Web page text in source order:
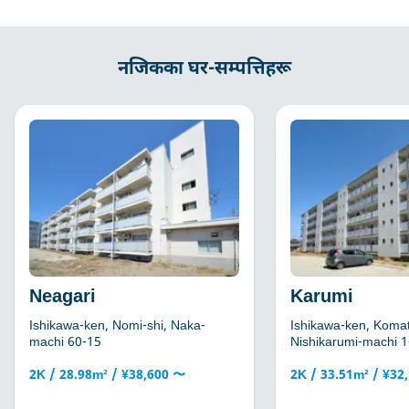
नजिकका घर-सम्पत्तिहरू
Neagari
Ishikawa-ken, Nomi-shi, Naka-
machi 60-15
2K / 28.98m² / ¥38,600 〜
Karumi
Ishikawa-ken,
Nishikarumi-machi
2K / 33.51m² /